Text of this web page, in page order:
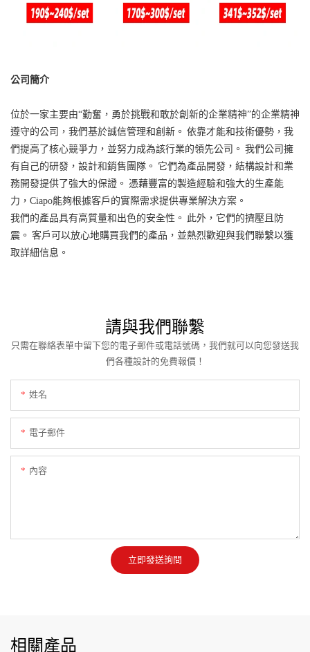
公司簡介
位於一家主要由“勤奮，勇於挑戰和敢於創新的企業精神”的企業精神
遵守的公司，我們基於誠信管理和創新。 依靠才能和技術優勢，我
們提高了核心競爭力，並努力成為該行業的領先公司。 我們公司擁
有自己的研發，設計和銷售團隊。 它們為產品開發，結構設計和業
務開發提供了強大的保證。 憑藉豐富的製造經驗和強大的生產能
力，Ciapo能夠根據客戶的實際需求提供專業解決方案。
我們的產品具有高質量和出色的安全性。 此外，它們的擠壓且防
震。 客戶可以放心地購買我們的產品，並熱烈歡迎與我們聯繫以獲
取詳細信息。
請與我們聯繫
只需在聯絡表單中留下您的電子郵件或電話號碼，我們就可以向您發送我
們各種設計的免費報價！
姓名
電子郵件
內容
立即發送詢問
相關產品